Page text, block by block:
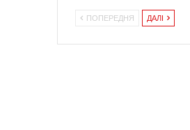
ПОПЕРЕДНЯ ДАЛІ